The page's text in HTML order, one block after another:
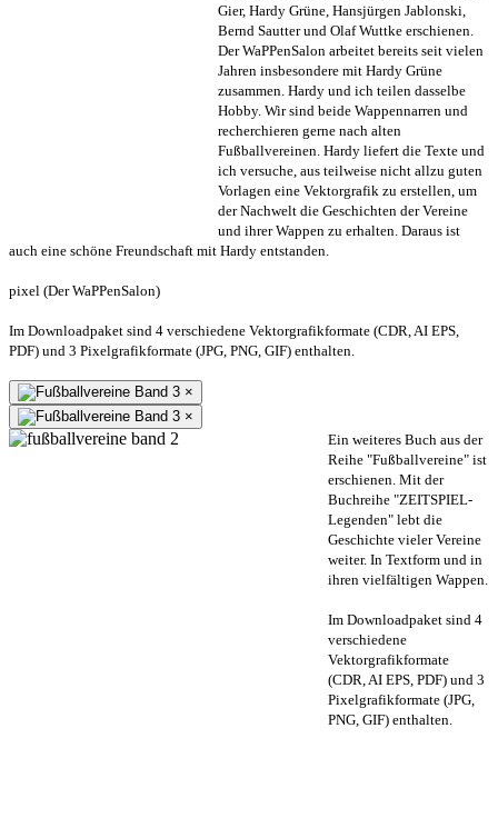
Gier, Hardy Grüne, Hansjürgen Jablonski,
Bernd Sautter und Olaf Wuttke erschienen.
Der WaPPenSalon arbeitet bereits seit vielen
Jahren insbesondere mit Hardy Grüne
zusammen. Hardy und ich teilen dasselbe
Hobby. Wir sind beide Wappennarren und
recherchieren gerne nach alten
Fußballvereinen. Hardy liefert die Texte und
ich versuche, aus teilweise nicht allzu guten
Vorlagen eine Vektorgrafik zu erstellen, um
der Nachwelt die Geschichten der Vereine
und ihrer Wappen zu erhalten. Daraus ist
auch eine schöne Freundschaft mit Hardy entstanden.
pixel (Der WaPPenSalon)
Im Downloadpaket sind 4 verschiedene Vektorgrafikformate (CDR, AI EPS,
PDF) und 3 Pixelgrafikformate (JPG, PNG, GIF) enthalten.
×
×
Ein weiteres Buch aus der
Reihe "Fußballvereine" ist
erschienen. Mit der
Buchreihe "ZEITSPIEL-
Legenden" lebt die
Geschichte vieler Vereine
weiter. In Textform und in
ihren vielfältigen Wappen.
Im Downloadpaket sind 4
verschiedene
Vektorgrafikformate
(CDR, AI EPS, PDF) und 3
Pixelgrafikformate (JPG,
PNG, GIF) enthalten.